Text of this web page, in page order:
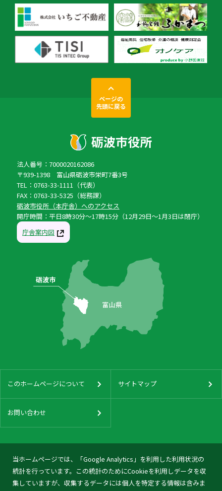
当ホームページでは、「Google Analytics」を利用した利用状況の
統計を行っています。この統計のためにCookieを利用しデータを収
集していますが、収集するデータには個人を特定する情報は含みま
ページの
先頭に戻る
法人番号：7000020162086
〒939-1398 富山県砺波市栄町7番3号
TEL：0763-33-1111（代表）
FAX：0763-33-5325（総務課）
砺波市役所（本庁舎）へのアクセス
開庁時間：平日8時30分〜17時15分（12月29日〜1月3日は閉庁）
庁舎案内図
このホームページについて サイトマップ
お問い合わせ